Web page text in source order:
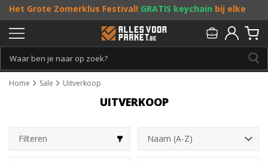
Het Grote Zomerklus Festival! GRATIS keychain bij elke
bestelling vanaf €25, entoffe acties! Doe je mee?
Persoonlijk & gratis advies:013 - 207 00 01
Home Sale Uitverkoop
UITVERKOOP
Filteren